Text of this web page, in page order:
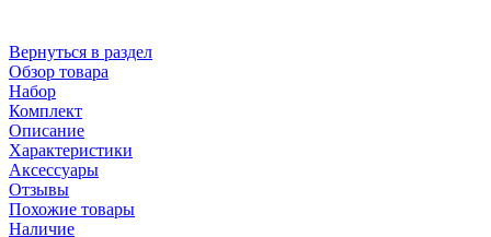
Вернуться в раздел
Обзор товара
Набор
Комплект
Описание
Характеристики
Аксессуары
Отзывы
Похожие товары
Наличие